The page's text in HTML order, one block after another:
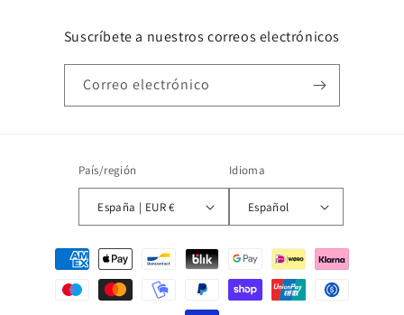
Suscríbete a nuestros correos electrónicos
Correo electrónico
País/región
España | EUR €
Idioma
Español
Formas